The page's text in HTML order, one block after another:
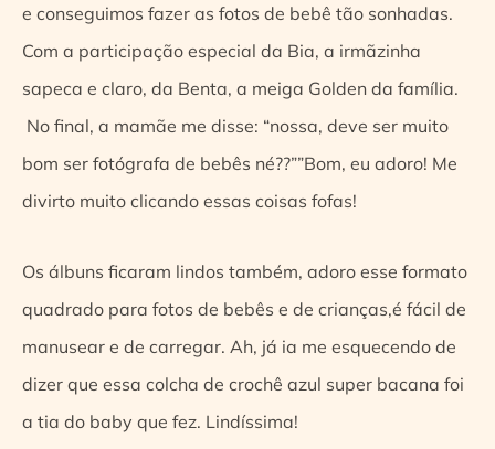
e conseguimos fazer as fotos de bebê tão sonhadas.
Com a participação especial da Bia, a irmãzinha
sapeca e claro, da Benta, a meiga Golden da família.
No final, a mamãe me disse: “nossa, deve ser muito
bom ser fotógrafa de bebês né??””Bom, eu adoro! Me
divirto muito clicando essas coisas fofas!
Os álbuns ficaram lindos também, adoro esse formato
quadrado para fotos de bebês e de crianças,é fácil de
manusear e de carregar. Ah, já ia me esquecendo de
dizer que essa colcha de crochê azul super bacana foi
a tia do baby que fez. Lindíssima!